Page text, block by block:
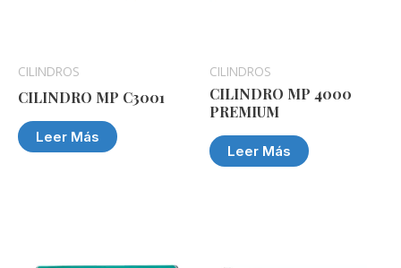
CILINDROS
CILINDRO MP C3001
Leer Más
CILINDROS
CILINDRO MP 4000
PREMIUM
Leer Más